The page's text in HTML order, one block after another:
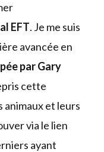
EFT. Je me suis
avancée en
par Gary
cette
et leurs
via le lien
ayant